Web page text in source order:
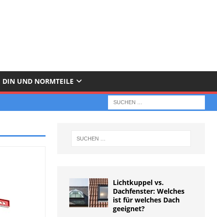
DIN UND NORMTEILE
Lichtkuppel vs.
Dachfenster: Welches
ist für welches Dach
geeignet?